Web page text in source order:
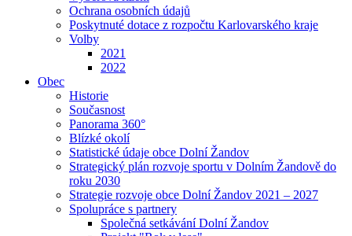
Ochrana osobních údajů
Poskytnuté dotace z rozpočtu Karlovarského kraje
Volby
2021
2022
Obec
Historie
Současnost
Panorama 360°
Blízké okolí
Statistické údaje obce Dolní Žandov
Strategický plán rozvoje sportu v Dolním Žandově do
roku 2030
Strategie rozvoje obce Dolní Žandov 2021 – 2027
Spolupráce s partnery
Společná setkávání Dolní Žandov